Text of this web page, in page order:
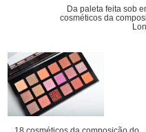
Da paleta feita sob
cosméticos da